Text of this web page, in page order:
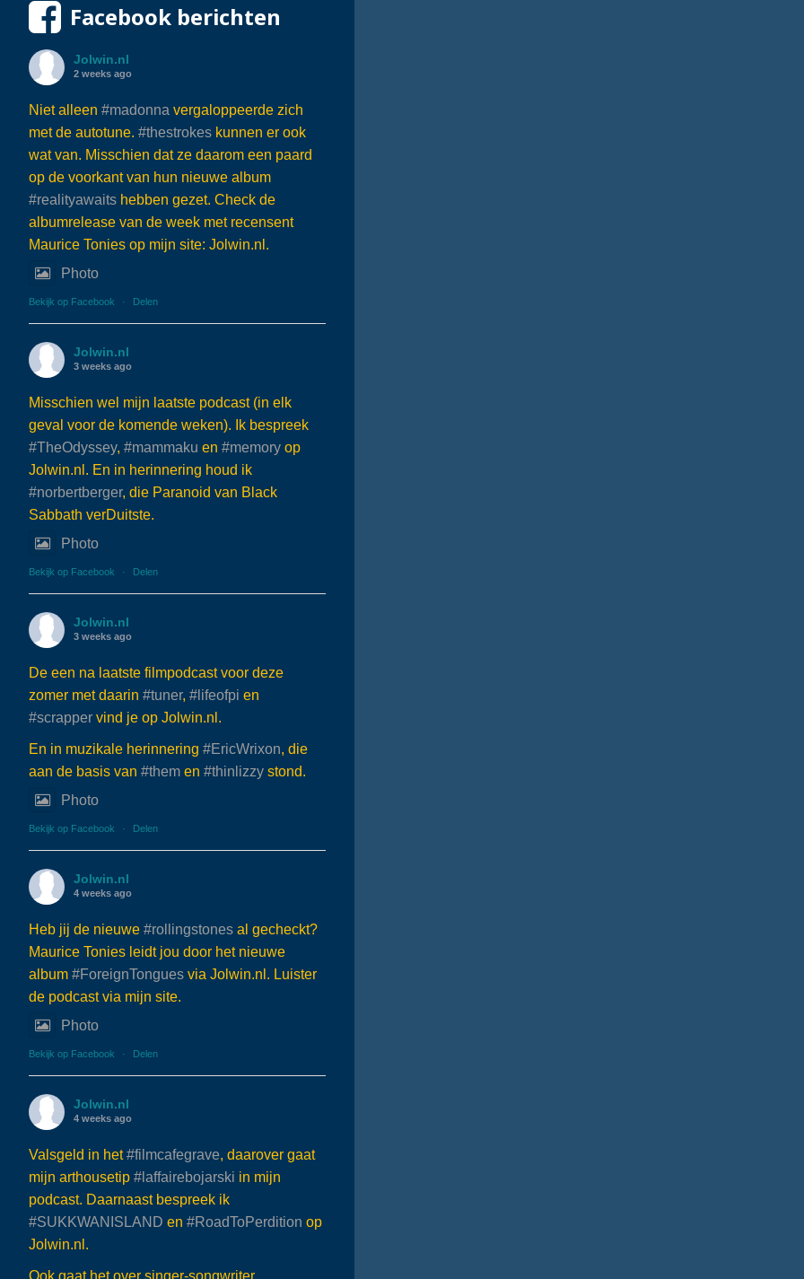
Facebook berichten
Jolwin.nl
2 weeks ago
Niet alleen #madonna vergaloppeerde zich
met de autotune. #thestrokes kunnen er ook
wat van. Misschien dat ze daarom een paard
op de voorkant van hun nieuwe album
#realityawaits hebben gezet. Check de
albumrelease van de week met recensent
Maurice Tonies op mijn site: Jolwin.nl.
Photo
Bekijk op Facebook · Delen
Jolwin.nl
3 weeks ago
Misschien wel mijn laatste podcast (in elk
geval voor de komende weken). Ik bespreek
#TheOdyssey, #mammaku en #memory op
Jolwin.nl. En in herinnering houd ik
#norbertberger, die Paranoid van Black
Sabbath verDuitste.
Photo
Bekijk op Facebook · Delen
Jolwin.nl
3 weeks ago
De een na laatste filmpodcast voor deze
zomer met daarin #tuner, #lifeofpi en
#scrapper vind je op Jolwin.nl.
En in muzikale herinnering #EricWrixon, die
aan de basis van #them en #thinlizzy stond.
Photo
Bekijk op Facebook · Delen
Jolwin.nl
4 weeks ago
Heb jij de nieuwe #rollingstones al gecheckt?
Maurice Tonies leidt jou door het nieuwe
album #ForeignTongues via Jolwin.nl. Luister
de podcast via mijn site.
Photo
Bekijk op Facebook · Delen
Jolwin.nl
4 weeks ago
Valsgeld in het#filmcafegrave, daarover gaat
mijn arthousetip #laffairebojarski in mijn
podcast. Daarnaast bespreek ik
#SUKKWANISLAND en #RoadToPerdition op
Jolwin.nl.
Ook gaat het over singer-songwriter